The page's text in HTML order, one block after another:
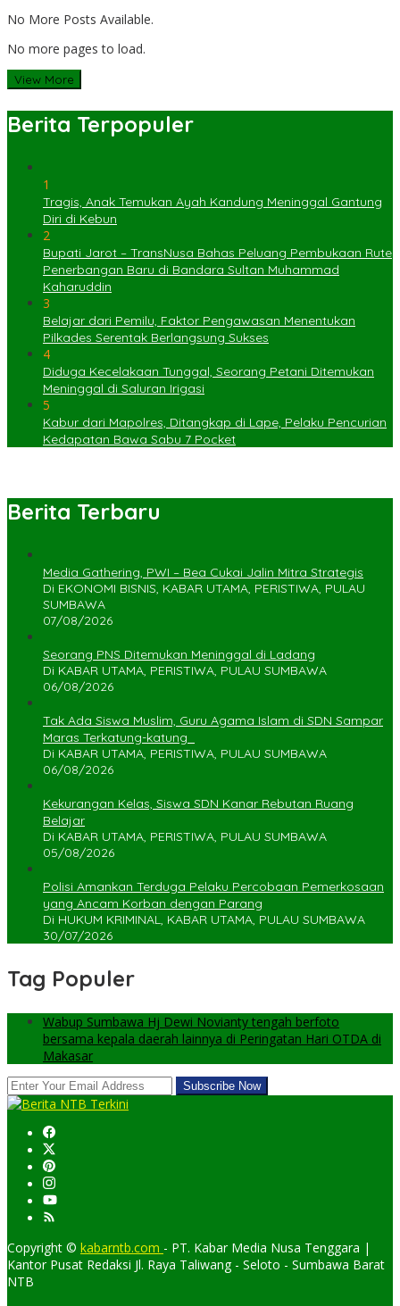
No More Posts Available.
No more pages to load.
View More
Berita Terpopuler
1
Tragis, Anak Temukan Ayah Kandung Meninggal Gantung
Diri di Kebun
2
Bupati Jarot – TransNusa Bahas Peluang Pembukaan Rute
Penerbangan Baru di Bandara Sultan Muhammad
Kaharuddin
3
Belajar dari Pemilu, Faktor Pengawasan Menentukan
Pilkades Serentak Berlangsung Sukses
4
Diduga Kecelakaan Tunggal, Seorang Petani Ditemukan
Meninggal di Saluran Irigasi
5
Kabur dari Mapolres, Ditangkap di Lape, Pelaku Pencurian
Kedapatan Bawa Sabu 7 Pocket
Berita Terbaru
Media Gathering, PWI – Bea Cukai Jalin Mitra Strategis
Di EKONOMI BISNIS, KABAR UTAMA, PERISTIWA, PULAU
SUMBAWA
07/08/2026
Seorang PNS Ditemukan Meninggal di Ladang
Di KABAR UTAMA, PERISTIWA, PULAU SUMBAWA
06/08/2026
Tak Ada Siswa Muslim, Guru Agama Islam di SDN Sampar
Maras Terkatung-katung ‎
Di KABAR UTAMA, PERISTIWA, PULAU SUMBAWA
06/08/2026
Kekurangan Kelas, Siswa SDN Kanar Rebutan Ruang
Belajar
Di KABAR UTAMA, PERISTIWA, PULAU SUMBAWA
05/08/2026
Polisi Amankan Terduga Pelaku Percobaan Pemerkosaan
yang Ancam Korban dengan Parang
Di HUKUM KRIMINAL, KABAR UTAMA, PULAU SUMBAWA
30/07/2026
Tag Populer
Wabup Sumbawa Hj Dewi Novianty tengah berfoto
bersama kepala daerah lainnya di Peringatan Hari OTDA di
Makasar
Copyright © kabarntb.com - PT. Kabar Media Nusa Tenggara |
Kantor Pusat Redaksi Jl. Raya Taliwang - Seloto - Sumbawa Barat
NTB